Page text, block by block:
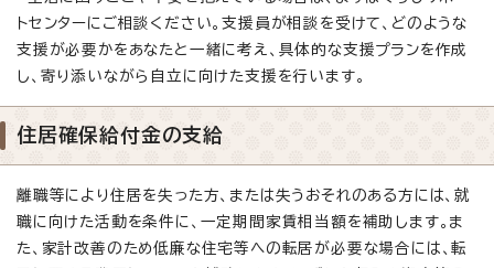
トセンターにご相談ください。支援員が相談を受けて、どのような
支援が必要かをあなたと一緒に考え、具体的な支援プランを作成
し、寄り添いながら自立に向けた支援を行います。
住居確保給付金の支給
離職等により住居を失った方、または失うおそれのある方には、就
職に向けた活動を条件に、一定期間家賃相当額を補助します。ま
た、家計改善のため低廉な住宅等への転居が必要な場合には、転